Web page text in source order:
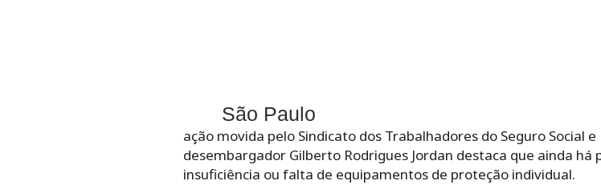
São Paulo
ação movida pelo Sindicato dos Trabalhadores do Seguro Social
desembargador Gilberto Rodrigues Jordan destaca que ainda
insuficiência ou falta de equipamentos de proteção individual.